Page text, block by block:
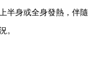
半身或全身發熱，伴隨
。